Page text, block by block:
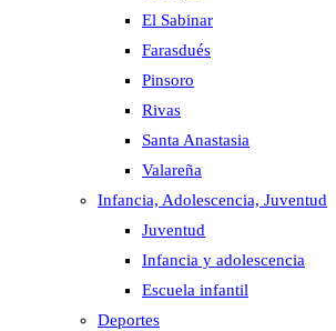
El Sabinar
Farasdués
Pinsoro
Rivas
Santa Anastasia
Valareña
Infancia, Adolescencia, Juventud
Juventud
Infancia y adolescencia
Escuela infantil
Deportes